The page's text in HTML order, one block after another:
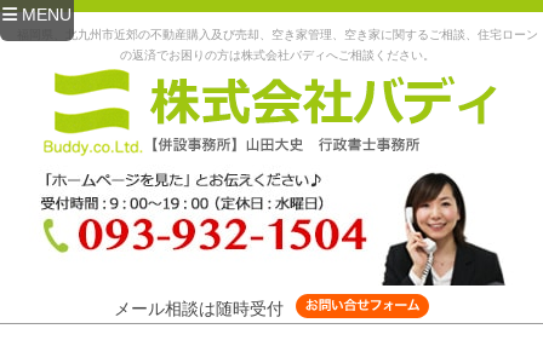
MENU
福岡県、北九州市近郊の不動産購入及び売却、空き家管理、空き家に関するご相談、住宅ローン
の返済でお困りの方は株式会社バディへご相談ください。
メール相談は随時受付